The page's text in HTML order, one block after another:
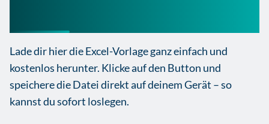
Lade dir hier die Excel-Vorlage ganz einfach und
kostenlos herunter. Klicke auf den Button und
speichere die Datei direkt auf deinem Gerät – so
kannst du sofort loslegen.